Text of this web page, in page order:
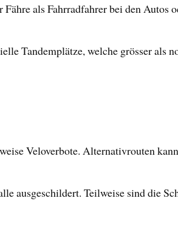
als Fahrradfahrer bei den Autos
Tandemplätze, welche grösser als
Veloverbote. Alternativrouten
ausgeschildert. Teilweise sind die